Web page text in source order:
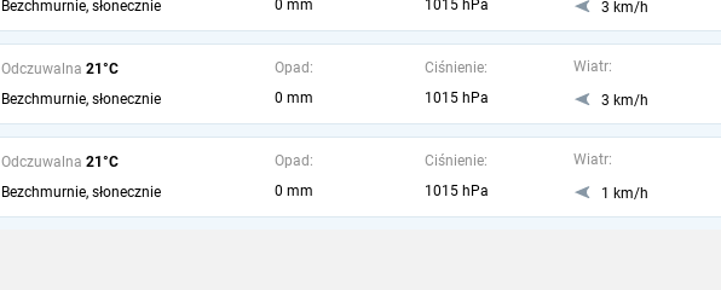
Bezchmurnie, słonecznie
0 mm
1015 hPa
3 km/h
Odczuwalna 21°C
Bezchmurnie, słonecznie
Opad:
0 mm
Ciśnienie:
1015 hPa
Wiatr:
3 km/h
Odczuwalna 21°C
Bezchmurnie, słonecznie
Opad:
0 mm
Ciśnienie:
1015 hPa
Wiatr:
1 km/h